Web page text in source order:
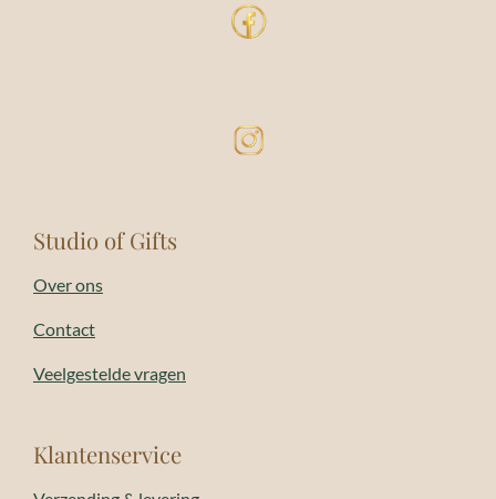
Studio of Gifts
Over ons
Contact
Veelgestelde vragen
Klantenservice